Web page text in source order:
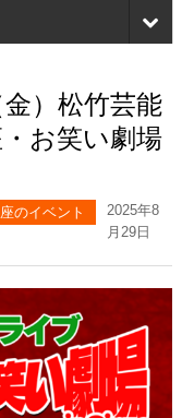
金）松竹芸能
お笑い劇場
のイベント
2025年8
月29日